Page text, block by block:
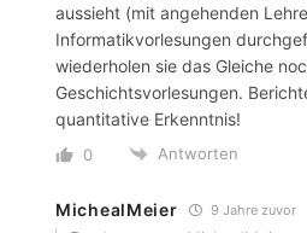
aussieht (mit angehenden
Informatikvorlesungen
wiederholen sie das Gleiche
Geschichtsvorlesungen.
quantitative Erkenntnis!
0 Antworten
MichealMeier 9 Jahre zuvor